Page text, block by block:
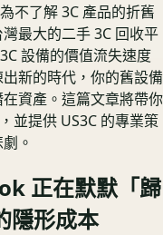
不了解 3C 產品的折舊
最大的二手 3C 回收平
設備的價值流失速度
新的時代，你的舊設備
資產。這篇文章將帶你
並提供 US3C 的專業策
。
正在默默「歸
隱形成本